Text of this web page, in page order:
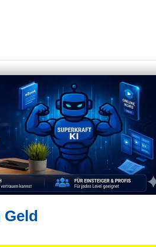
Geld